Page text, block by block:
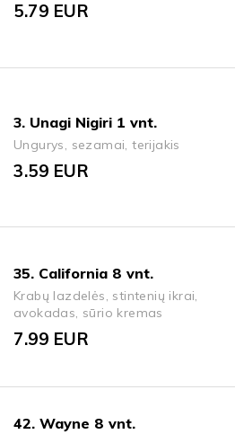
5.79 EUR
3. Unagi Nigiri 1 vnt.
Ungurys, sezamai, terijakis
3.59 EUR
35. California 8 vnt.
Krabų lazdelės, stintenių ikrai,
avokadas, sūrio kremas
7.99 EUR
42. Wayne 8 vnt.